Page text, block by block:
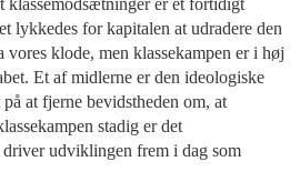
lykkedes for kapitalen at udradere den
klode, men klassekampen er i høj
Et af midlerne er den ideologiske
at fjerne bevidstheden om, at
stadig er det
udviklingen frem i dag som